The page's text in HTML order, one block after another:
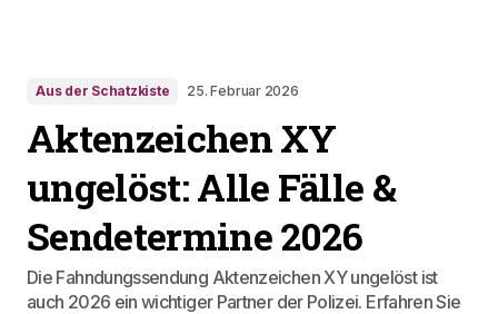
Aus der Schatzkiste 25. Februar 2026
Aktenzeichen XY
ungelöst: Alle Fälle &
Sendetermine 2026
Die Fahndungssendung Aktenzeichen XY ungelöst ist
auch 2026 ein wichtiger Partner der Polizei. Erfahren Sie